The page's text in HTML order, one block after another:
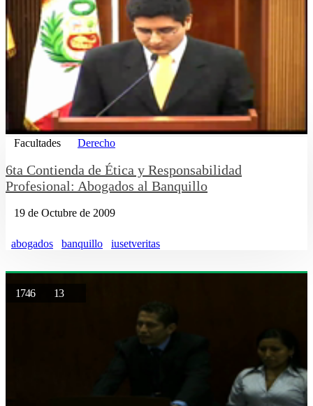
Facultades Derecho
6ta Contienda de Ética y Responsabilidad
Profesional: Abogados al Banquillo
19 de Octubre de 2009
abogados banquillo iusetveritas
1746 13